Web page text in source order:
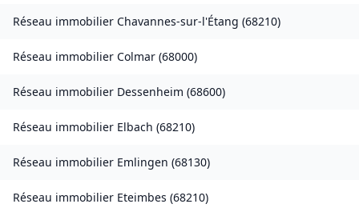
Réseau immobilier Chavannes-sur-l'Étang (68210)
Réseau immobilier Colmar (68000)
Réseau immobilier Dessenheim (68600)
Réseau immobilier Elbach (68210)
Réseau immobilier Emlingen (68130)
Réseau immobilier Eteimbes (68210)